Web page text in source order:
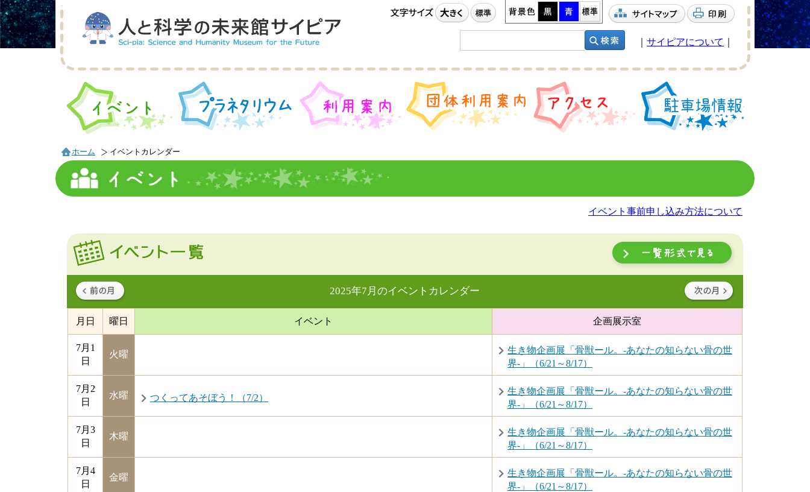
サイピアについて
ホーム イベントカレンダー
イベント事前申し込み方法について
2025年7月のイベントカレンダー
月日 曜日 イベント 企画展示室
7月1
日
火曜
生き物企画展「骨獣ール。-あなたの知らない骨の世
界-」（6/21～8/17）
7月2
日
水曜 つくってあそぼう！（7/2）
生き物企画展「骨獣ール。-あなたの知らない骨の世
界-」（6/21～8/17）
7月3
日
木曜
生き物企画展「骨獣ール。-あなたの知らない骨の世
界-」（6/21～8/17）
7月4
日
金曜
生き物企画展「骨獣ール。-あなたの知らない骨の世
界-」（6/21～8/17）